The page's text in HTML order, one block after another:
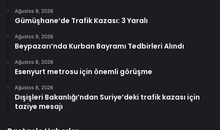
Ağustos 9, 2026
Gümüşhane’de Trafik Kazası: 3 Yaralı
Ağustos 9, 2026
Beypazarı’nda Kurban Bayramı Tedbirleri Alındı
Ağustos 8, 2026
Esenyurt metrosu için önemli görüşme
Ağustos 8, 2026
Dışişleri Bakanlığı’ndan Suriye’deki trafik kazası için
taziye mesajı